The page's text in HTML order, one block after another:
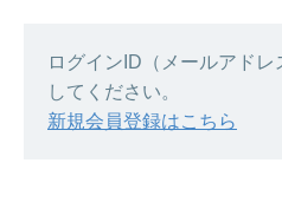
ログインID（メールアド
してください。
新規会員登録はこちら